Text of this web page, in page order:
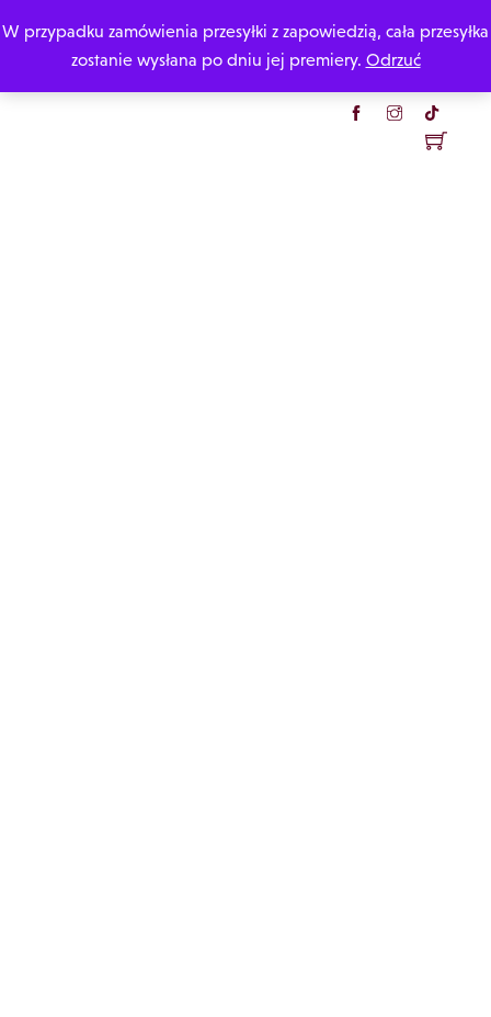
to
W przypadku zamówienia przesyłki z zapowiedzią, cała przesyłka
zostanie wysłana po dniu jej premiery. Odrzuć
Katarzyna Rzepecka
Menu